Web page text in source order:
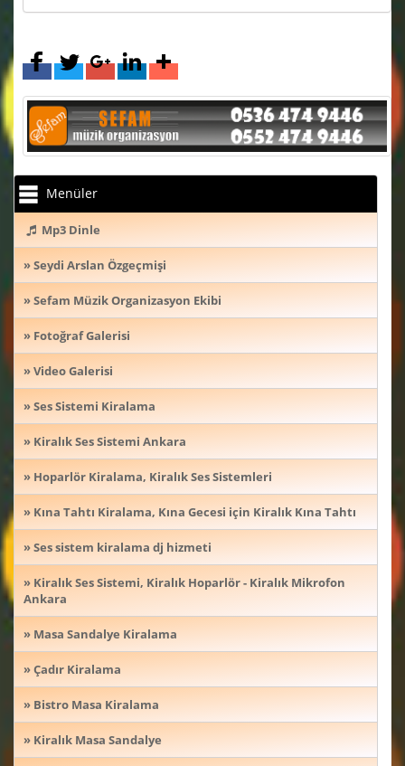
Menüler
Mp3 Dinle
» Seydi Arslan Özgeçmişi
» Sefam Müzik Organizasyon Ekibi
» Fotoğraf Galerisi
» Video Galerisi
» Ses Sistemi Kiralama
» Kiralık Ses Sistemi Ankara
» Hoparlör Kiralama, Kiralık Ses Sistemleri
» Kına Tahtı Kiralama, Kına Gecesi için Kiralık Kına Tahtı
» Ses sistem kiralama dj hizmeti
» Kiralık Ses Sistemi, Kiralık Hoparlör - Kiralık Mikrofon
Ankara
» Masa Sandalye Kiralama
» Çadır Kiralama
» Bistro Masa Kiralama
» Kiralık Masa Sandalye